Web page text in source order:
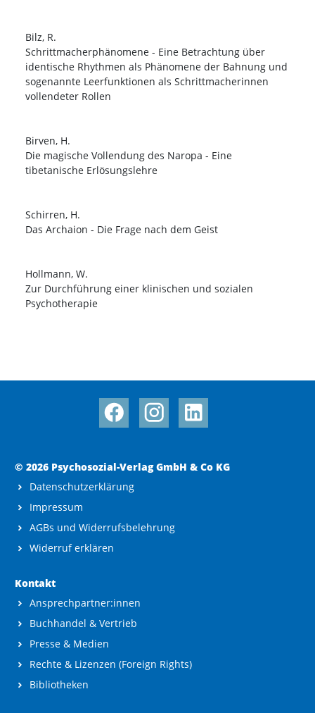
Bilz, R.
Schrittmacherphänomene - Eine Betrachtung über
identische Rhythmen als Phänomene der Bahnung und
sogenannte Leerfunktionen als Schrittmacherinnen
vollendeter Rollen
Birven, H.
Die magische Vollendung des Naropa - Eine
tibetanische Erlösungslehre
Schirren, H.
Das Archaion - Die Frage nach dem Geist
Hollmann, W.
Zur Durchführung einer klinischen und sozialen
Psychotherapie
© 2026 Psychosozial-Verlag GmbH & Co KG
Datenschutzerklärung
Impressum
AGBs und Widerrufsbelehrung
Widerruf erklären
Kontakt
Ansprechpartner:innen
Buchhandel & Vertrieb
Presse & Medien
Rechte & Lizenzen (Foreign Rights)
Bibliotheken